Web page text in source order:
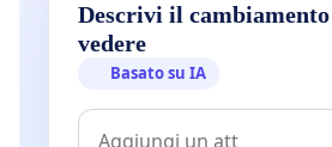
Descrivi il
vedere
Basato su IA